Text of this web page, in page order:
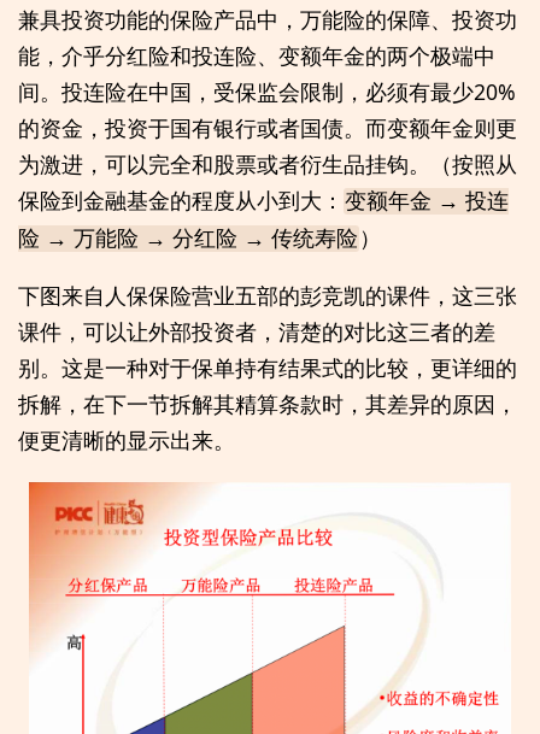
兼具投资功能的保险产品中，万能险的保障、投资功
能，介乎分红险和投连险、变额年金的两个极端中
间。投连险在中国，受保监会限制，必须有最少20%
的资金，投资于国有银行或者国债。而变额年金则更
为激进，可以完全和股票或者衍生品挂钩。（按照从
保险到金融基金的程度从小到大： 变额年金 → 投连
险 → 万能险 → 分红险 → 传统寿险 ）
下图来自人保保险营业五部的彭竞凯的课件，这三张
课件，可以让外部投资者，清楚的对比这三者的差
别。这是一种对于保单持有结果式的比较，更详细的
拆解，在下一节拆解其精算条款时，其差异的原因，
便更清晰的显示出来。